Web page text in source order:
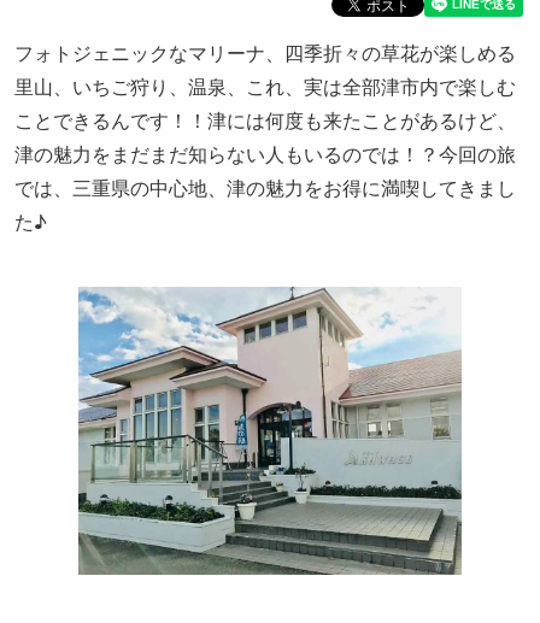
フォトジェニックなマリーナ、四季折々の草花が楽しめる
里山、いちご狩り、温泉、これ、実は全部津市内で楽しむ
ことできるんです！！津には何度も来たことがあるけど、
津の魅力をまだまだ知らない人もいるのでは！？今回の旅
では、三重県の中心地、津の魅力をお得に満喫してきまし
た♪